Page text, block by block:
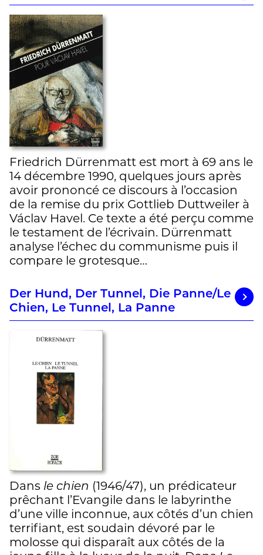
Friedrich Dürrenmatt est mort à 69 ans le
14 décembre 1990, quelques jours après
avoir prononcé ce discours à l’occasion
de la remise du prix Gottlieb Duttweiler à
Václav Havel. Ce texte a été perçu comme
le testament de l’écrivain. Dürrenmatt
analyse l’échec du communisme puis il
compare le grotesque…
Der Hund, Der Tunnel, Die Panne/Le
Chien, Le Tunnel, La Panne
Dans le chien (1946/47), un prédicateur
prêchant l’Evangile dans le labyrinthe
d’une ville inconnue, aux côtés d’un chien
terrifiant, est soudain dévoré par le
molosse qui disparaît aux côtés de la